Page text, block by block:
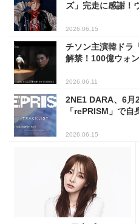
ズ」完走に感謝！
2026.06.15
チソン主演韓ドラ
解禁！100億ウォ
2026.06.11
2NE1 DARA、6月
「rePRISM」で自
2026.06.15